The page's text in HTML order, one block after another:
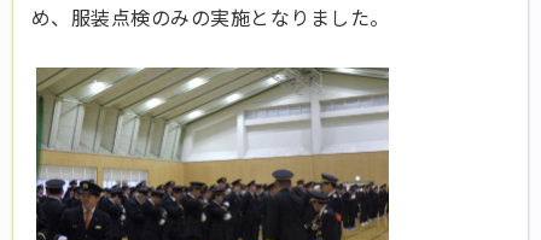
め、服装点検のみの実施となりました。